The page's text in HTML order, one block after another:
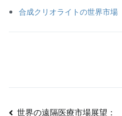
合成クリオライトの世界市場
世界の遠隔医療市場展望：